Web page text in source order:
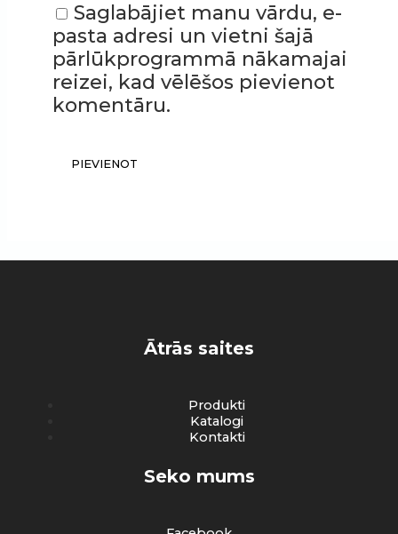
Saglabājiet manu vārdu, e-
pasta adresi un vietni šajā
pārlūkprogrammā nākamajai
reizei, kad vēlēšos pievienot
komentāru.
Ātrās saites
Produkti
Katalogi
Kontakti
Seko mums